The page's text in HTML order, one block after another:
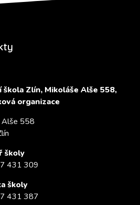
škola Zlín, Mikoláše Alše 558,
organizace
Alše 558
školy
431 309
školy
431 387